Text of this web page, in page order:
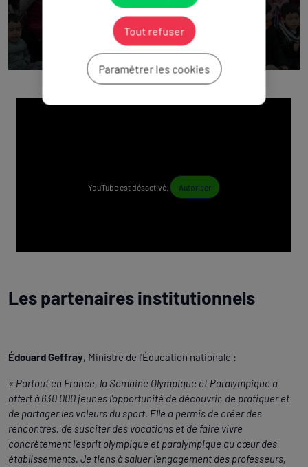
YouTube est désactivé. Autoriser
Les partenaires institutionnels
Édouard Geffray, Ministre de l'Éducation nationale :
« Partout en France, la Semaine Olympique et Paralympique a
offert à 630 000 jeunes l'opportunité de découvrir, de pratiquer et
de partager les valeurs du sport. Elle a permis de créer des
rencontres, de susciter des vocations et de faire vivre
concrètement l'esprit olympique et paralympique au cœur des
établissements. Je tiens à saluer l'engagement des professeurs,
Tout refuser
Paramétrer les cookies